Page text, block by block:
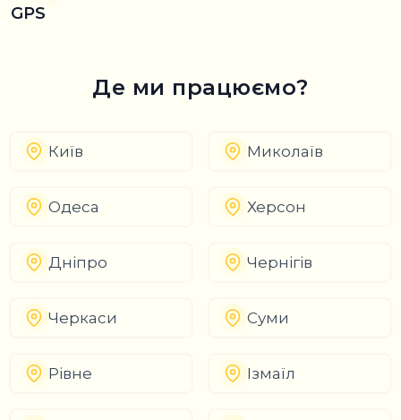
GPS
Де ми працюємо?
Київ Миколаїв
Одеса Херсон
Дніпро Чернігів
Черкаси Суми
Рівне Ізмаїл